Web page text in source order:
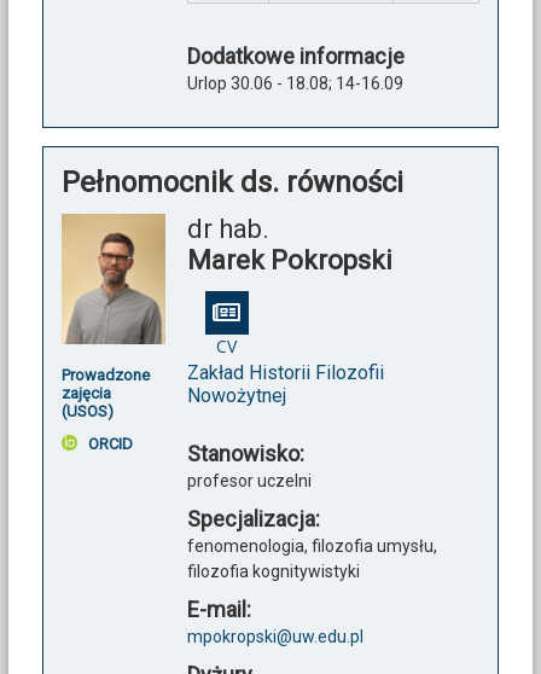
Dodatkowe informacje
Urlop 30.06 - 18.08; 14-16.09
Pełnomocnik ds. równości
Prowadzone
zajęcia
(USOS)
ORCID
dr hab.
Marek Pokropski
CV
Zakład Historii Filozofii
Nowożytnej
Stanowisko:
profesor uczelni
Specjalizacja:
fenomenologia, filozofia umysłu,
filozofia kognitywistyki
E-mail:
mpokropski@uw.edu.pl